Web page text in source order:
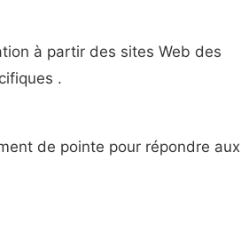
à partir des sites Web des
.
de pointe pour répondre aux